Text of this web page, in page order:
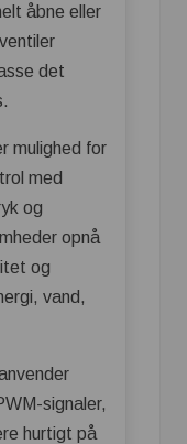
åbne eller
det
mulighed for
med
og
opnå
og
vand,
signaler,
hurtigt på